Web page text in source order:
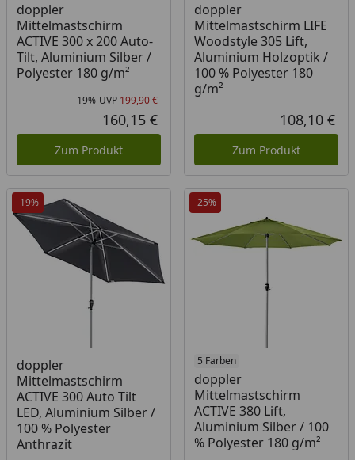
doppler
Mittelmastschirm
ACTIVE 300 x 200 Auto-
Tilt, Aluminium Silber /
Polyester 180 g/m²
Rabatt in Prozent
-19%
Ursprünglicher Preis
UVP199,90 €
Aktueller Preis
160,15 €
Zum Produkt
doppler
Mittelmastschirm LIFE
Woodstyle 305 Lift,
Aluminium Holzoptik /
100 % Polyester 180
g/m²
108,10 €
Zum Produkt
-19%
doppler
Mittelmastschirm
ACTIVE 300 Auto Tilt
LED, Aluminium Silber /
100 % Polyester
Anthrazit
-25%
5 Farben
doppler
Mittelmastschirm
ACTIVE 380 Lift,
Aluminium Silber / 100
% Polyester 180 g/m²